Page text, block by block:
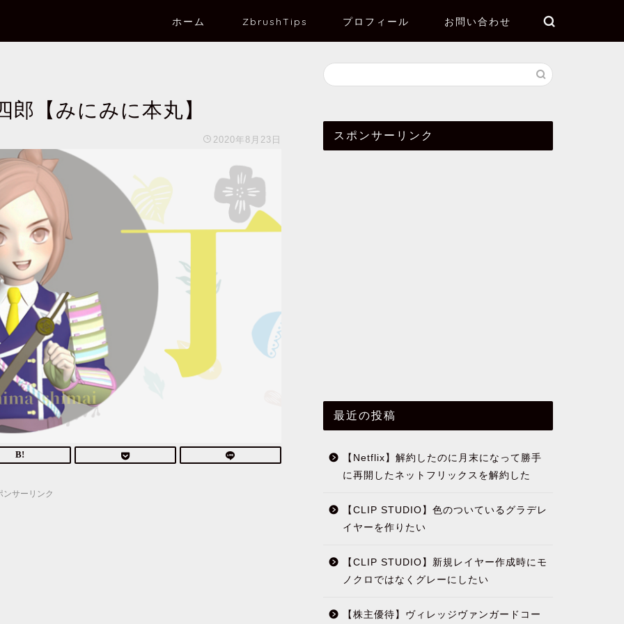
ホーム ZbrushTips プロフィール お問い合わせ
【みにみに本丸】
2020年8月23日
ンサーリンク
スポンサーリンク
最近の投稿
【Netflix】解約したのに月末になって勝手
に再開したネットフリックスを解約した
【CLIP STUDIO】色のついているグラデレ
イヤーを作りたい
【CLIP STUDIO】新規レイヤー作成時にモ
ノクロではなくグレーにしたい
【株主優待】ヴィレッジヴァンガードコー